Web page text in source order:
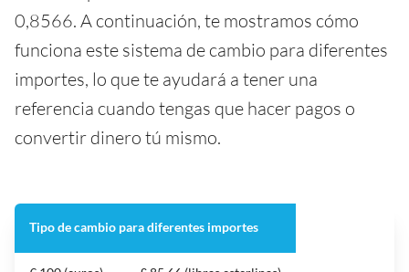
0,8566. A continuación, te mostramos cómo
funciona este sistema de cambio para diferentes
importes, lo que te ayudará a tener una
referencia cuando tengas que hacer pagos o
convertir dinero tú mismo.
Tipo de cambio para diferentes importes